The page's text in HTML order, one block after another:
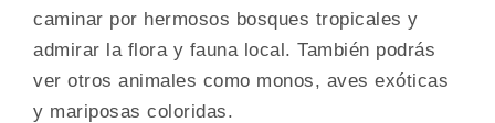
caminar por hermosos bosques tropicales y
admirar la flora y fauna local. También podrás
ver otros animales como monos, aves exóticas
y mariposas coloridas.